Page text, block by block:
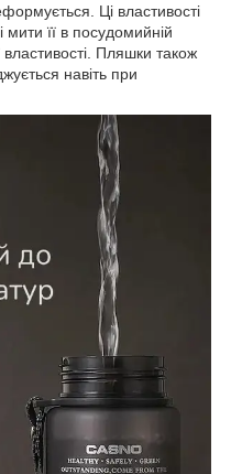
Ці властивості
її в посудомийній
Пляшки також
навіть при